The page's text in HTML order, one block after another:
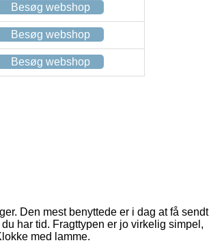
Besøg webshop
Besøg webshop
Besøg webshop
Den mest benyttede er i dag at få sendt
har tid. Fragttypen er jo virkelig simpel,
med lamme.